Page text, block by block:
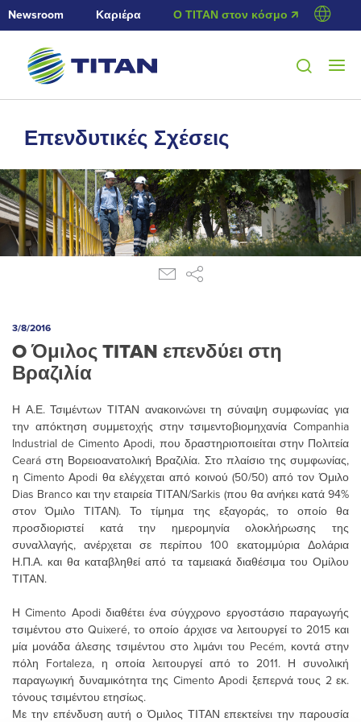
Newsroom Καριέρα Ο ΤΙΤΑΝ στον κόσμο 🡭
Επενδυτικές Σχέσεις
3/8/2016
O Όμιλος TITAN επενδύει στη
Βραζιλία
Η Α.Ε. Τσιμέντων ΤΙΤΑΝ ανακοινώνει τη σύναψη συμφωνίας για
την απόκτηση συμμετοχής στην τσιμεντοβιομηχανία Companhia
Industrial de Cimento Apodi, που δραστηριοποιείται στην Πολιτεία
Ceará στη Βορειοανατολική Βραζιλία. Στο πλαίσιο της συμφωνίας,
η Cimento Apodi θα ελέγχεται από κοινού (50/50) από τον Όμιλο
Dias Branco και την εταιρεία ΤΙΤΑΝ/Sarkis (που θα ανήκει κατά 94%
στον Όμιλο ΤΙΤΑΝ). Το τίμημα της εξαγοράς, το οποίο θα
προσδιοριστεί κατά την ημερομηνία ολοκλήρωσης της
συναλλαγής, ανέρχεται σε περίπου 100 εκατομμύρια Δολάρια
Η.Π.Α. και θα καταβληθεί από τα ταμειακά διαθέσιμα του Ομίλου
ΤΙΤΑΝ.
Η Cimento Apodi διαθέτει ένα σύγχρονο εργοστάσιο παραγωγής
τσιμέντου στο Quixeré, το οποίο άρχισε να λειτουργεί το 2015 και
μία μονάδα άλεσης τσιμέντου στο λιμάνι του Pecém, κοντά στην
πόλη Fortaleza, η οποία λειτουργεί από το 2011. Η συνολική
παραγωγική δυναμικότητα της Cimento Apodi ξεπερνά τους 2 εκ.
τόνους τσιμέντου ετησίως.
Με την επένδυση αυτή ο Όμιλος ΤΙΤΑΝ επεκτείνει την παρουσία